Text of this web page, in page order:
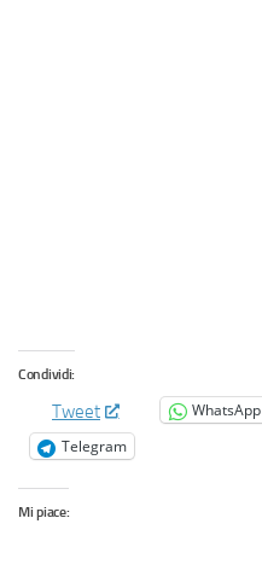
Condividi:
Tweet WhatsApp
Telegram
Mi piace: